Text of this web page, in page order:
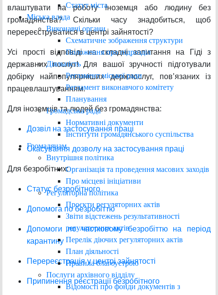
Статут міста
Міська влада
Виконавчі органи
Схематичне зображення структури
Положення про підрозділ
Діяльність
Регламент міської ради
Регламент виконавчого комітету
Планування
Громадська рада
Нормативні документи
Інститути громадянського суспільства
Громадянам
Внутрішня політика
Організація та проведення масових заходів
Про місцеві ініціативи
Регуляторна політика
Проєкти регуляторних актів
Звіти відстежень результативності
регуляторних актів
Перелік діючих регуляторних актів
План діяльності
Правила благоустрою
Послуги архівного відділу
Відомості про фонди документів з
влаштувати на роботу іноземця або людину без
громадянства? Скільки часу знадобиться, щоб
перереєструватися в центрі зайнятості?
Усі прості відповіді на складні запитання на Гіді з
державних послуг! Для вашої зручності підготували
добірку найпопулярніших держпослуг, пов’язаних із
працевлаштуванням.
Для іноземців та людей без громадянства:
Дозвіл на застосування праці
Скасування дозволу на застосування праці
Для безробітних:
Статус безробітного
Допомога по безробіттю
Допомоги по частковому безробіттю на період
карантину
Перереєстрація у центрі зайнятості
Припинення реєстрації безробітного